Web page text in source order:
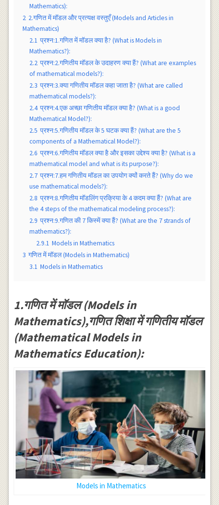
Mathematics):
2 2.गणित में मॉडल और प्रत्यक्ष वस्तुएँ (Models and Articles in
Mathematics)
2.1 प्रश्न:1.गणित में मॉडल क्या है? (What is Models in
Mathematics?):
2.2 प्रश्न:2.गणितीय मॉडल के उदाहरण क्या हैं? (What are examples
of mathematical models?):
2.3 प्रश्न:3.क्या गणितीय मॉडल कहा जाता है? (What are called
mathematical models?):
2.4 प्रश्न:4.एक अच्छा गणितीय मॉडल क्या है? (What is a good
Mathematical Model?):
2.5 प्रश्न:5.गणितीय मॉडल के 5 घटक क्या हैं? (What are the 5
components of a Mathematical Model?):
2.6 प्रश्न:6.गणितीय मॉडल क्या है और इसका उद्देश्य क्या है? (What is a
mathematical model and what is its purpose?):
2.7 प्रश्न:7.हम गणितीय मॉडल का उपयोग क्यों करते हैं? (Why do we
use mathematical models?):
2.8 प्रश्न:8.गणितीय मॉडलिंग प्रक्रिया के 4 कदम क्या हैं? (What are
the 4 steps of the mathematical modeling process?):
2.9 प्रश्न:9.गणित की 7 किस्में क्या हैं? (What are the 7 strands of
mathematics?):
2.9.1 Models in Mathematics
3 गणित में मॉडल (Models in Mathematics)
3.1 Models in Mathematics
1.गणित में मॉडल (Models in
Mathematics),गणित शिक्षा में गणितीय मॉडल
(Mathematical Models in
Mathematics Education):
Models in Mathematics